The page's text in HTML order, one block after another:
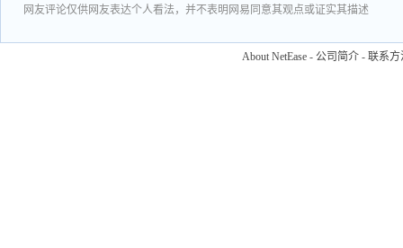
网友评论仅供网友表达个人看法，并不表明网易同意其观点或证实其描述
About NetEase - 公司简介 - 联系方